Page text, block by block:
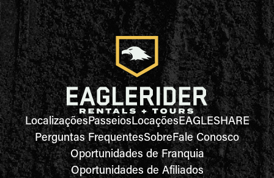
LocalizaçõesPasseiosLocaçõesEAGLESHARE
Perguntas FrequentesSobreFale Conosco
Oportunidades de Franquia
Oportunidades de Afiliados